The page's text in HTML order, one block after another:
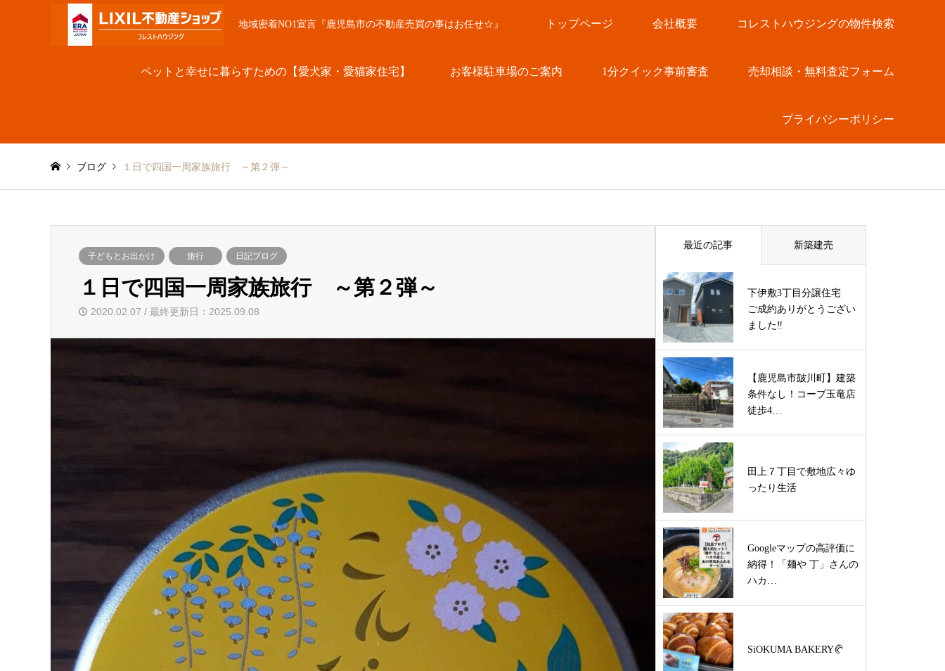
地域密着NO1宣言『鹿児島市の不動産売買の事はお任せ☆』 トップページ 会社概要 コレストハウジングの物件検索
ペットと幸せに暮らすための【愛犬家・愛猫家住宅】 お客様駐車場のご案内 1分クイック事前審査 売却相談・無料査定フォーム
プライバシーポリシー
ブログ １日で四国一周家族旅行 ～第２弾～
子どもとお出かけ 旅行 日記ブログ
１日で四国一周家族旅行 ～第２弾～
2020.02.07 / 最終更新日：2025.09.08
最近の記事 新築建売
下伊敷3丁目分譲住宅
ご成約ありがとうござい
ました‼
【鹿児島市皷川町】建築
条件なし！コープ玉竜店
徒歩4…
田上７丁目で敷地広々ゆ
ったり生活
Googleマップの高評価に
納得！「麺や 丁」さんの
ハカ…
SiOKUMA BAKERY🥐